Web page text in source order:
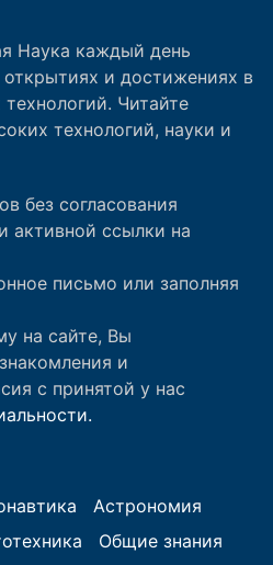
Наука каждый день
и достижениях в
Читайте
технологий, науки и
без согласования
активной ссылки на
письмо или заполняя
на сайте, Вы
и
с принятой у нас
Астрономия
Общие знания